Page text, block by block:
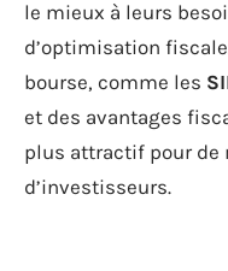
le mieux à leurs
d’optimisation
bourse, comme les
et des avantages
plus attractif pour de
d’investisseurs.